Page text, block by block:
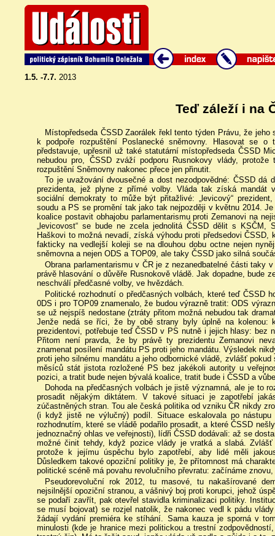
1.5. -7.7. 2013
Teď záleží i na
Místopředseda ČSSD Zaorálek řekl tento týden Právu, že
k podpoře rozpuštění Poslanecké sněmovny. Hlasovat se
představuje, upřesnil už také statutární místopředseda ČSSD
nebudou pro, ČSSD zváží podporu Rusnokovy vlády,
rozpuštění Sněmovny nakonec přece jen přinutit.
To je uvažování dvousečné a dost nezodpovědné: ČSSD dá
prezidenta, jež plyne z přímé volby. Vláda tak získá mandát
sociální demokraty to může být přitažlivé: „levicový“
soudu a PS se promění tak jako tak nejpozději v květnu 2014.
koalice postavit obhajobu parlamentarismu proti Zemanovi na
„levicovost“ se bude ne zcela jednolitá ČSSD dělit s KSČM,
Haškovi to možná nevadí, získá výhodu proti předsedovi ČSSD,
fakticky na vedlejší koleji se na dlouhou dobu octne nejen
sněmovna a nejen ODS a TOP09, ale taky ČSSD jako silná
Obrana parlamentarismu v ČR je z nezanedbatelné části taky
právě hlasování o důvěře Rusnokově vládě. Jak dopadne, bude
neschválí předčasné volby, ve hvězdách.
Politické rozhodnutí o předčasných volbách, které teď ČSSD
0DS i pro TOP09 znamenalo, že budou výrazně tratit: ODS
se už nejspíš nedostane (ztráty přitom možná nebudou tak
Jenže nedá se říci, že by obě strany byly úplně na kolenou:
prezidentovi, potřebuje teď ČSSD v PS nutně i jejich hlasy: bez
Přitom není pravda, že by právě ty prezidentu Zemanovi
znamenat posílení mandátu PS proti jeho mandátu. Výsledek
proti jeho silnému mandátu a jeho odbornické vládě, zvlášť
měsíců stát jistota rozložené PS bez jakékoli autority u
pozici, a tratit bude nejen bývalá koalice, tratit bude i ČSSD a
Dohoda na předčasných volbách je jistě významná, ale je to
prosadit nějakým diktátem. V takové situaci je zapotřebí
zúčastněných stran. Tou ale česká politika od vzniku ČR nikdy
(i když jistě ne výlučný) podíl. Situace eskalovala po
rozhodnutím, které se vládě podařilo prosadit, a které ČSSD
jednoznačný ohlas ve veřejnosti), lídři ČSSD dodávali: až se
možné činit tehdy, když pozice vlády je vratká a slabá.
protože k jejímu úspěchu bylo zapotřebí, aby lidé měli
Důsledkem takové opoziční politiky je, že přítomnost má
politické scéně má povahu revolučního převratu: začínáme
Pseudorevoluční rok 2012, tu masové, tu nakašírované
nejsilnější opoziční stranou, a vášnivý boj proti korupci, jehož
se podaří zavřít, pak otevřel stavidla kriminalizaci politiky.
se musí bojovat) se rozjel natolik, že nakonec vedl k pádu
žádají vydání premiéra ke stíhání. Sama kauza je sporná v
minulosti (kde je hranice mezi politickou a trestní